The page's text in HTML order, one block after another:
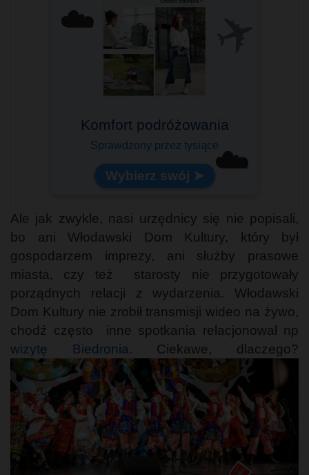
☁️
☁️
Komfort podróżowania
Sprawdzony przez tysiące
Wybierz swój ➤
Ale jak zwykle, nasi urzędnicy się nie popisali,
bo ani Włodawski Dom Kultury, który był
gospodarzem imprezy, ani służby prasowe
miasta, czy też starosty nie przygotowały
porządnych relacji z wydarzenia. Włodawski
Dom Kultury nie zrobił transmisji wideo na żywo,
chodź często inne spotkania relacjonował np
wizytę Biedronia. Ciekawe, dlaczego?